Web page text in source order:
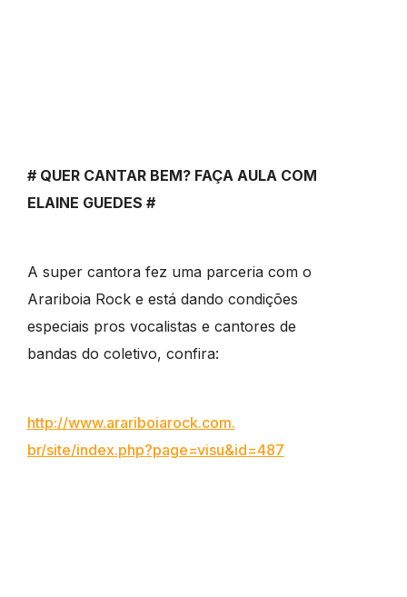
# QUER CANTAR BEM? FAÇA AULA COM
ELAINE GUEDES #
A super cantora fez uma parceria com o
Arariboia Rock e está dando condições
especiais pros vocalistas e cantores de
bandas do coletivo, confira:
http://www.arariboiarock.com.
br/site/index.php?page=visu&id=487